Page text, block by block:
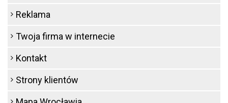
Reklama
Twoja firma w internecie
Kontakt
Strony klientów